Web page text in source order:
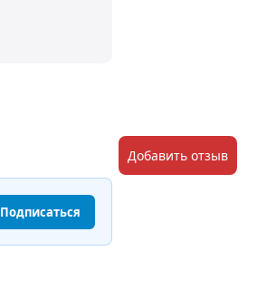
Подписаться
Добавить отзыв